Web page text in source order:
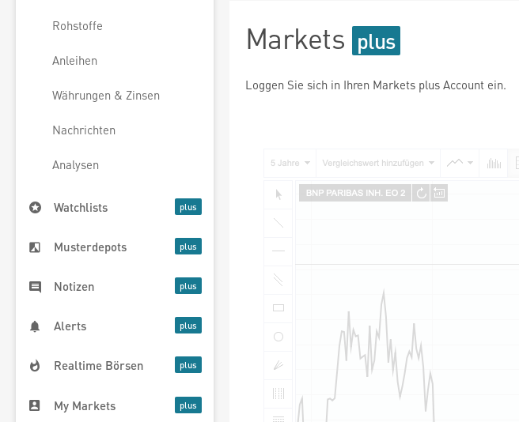
Rohstoffe
Anleihen
Währungen & Zinsen
Nachrichten
Analysen
Watchlists
Musterdepots
Notizen
Alerts
Realtime Börsen
My Markets
Markets
Loggen Sie sich in Ihren Markets plus Account ein.